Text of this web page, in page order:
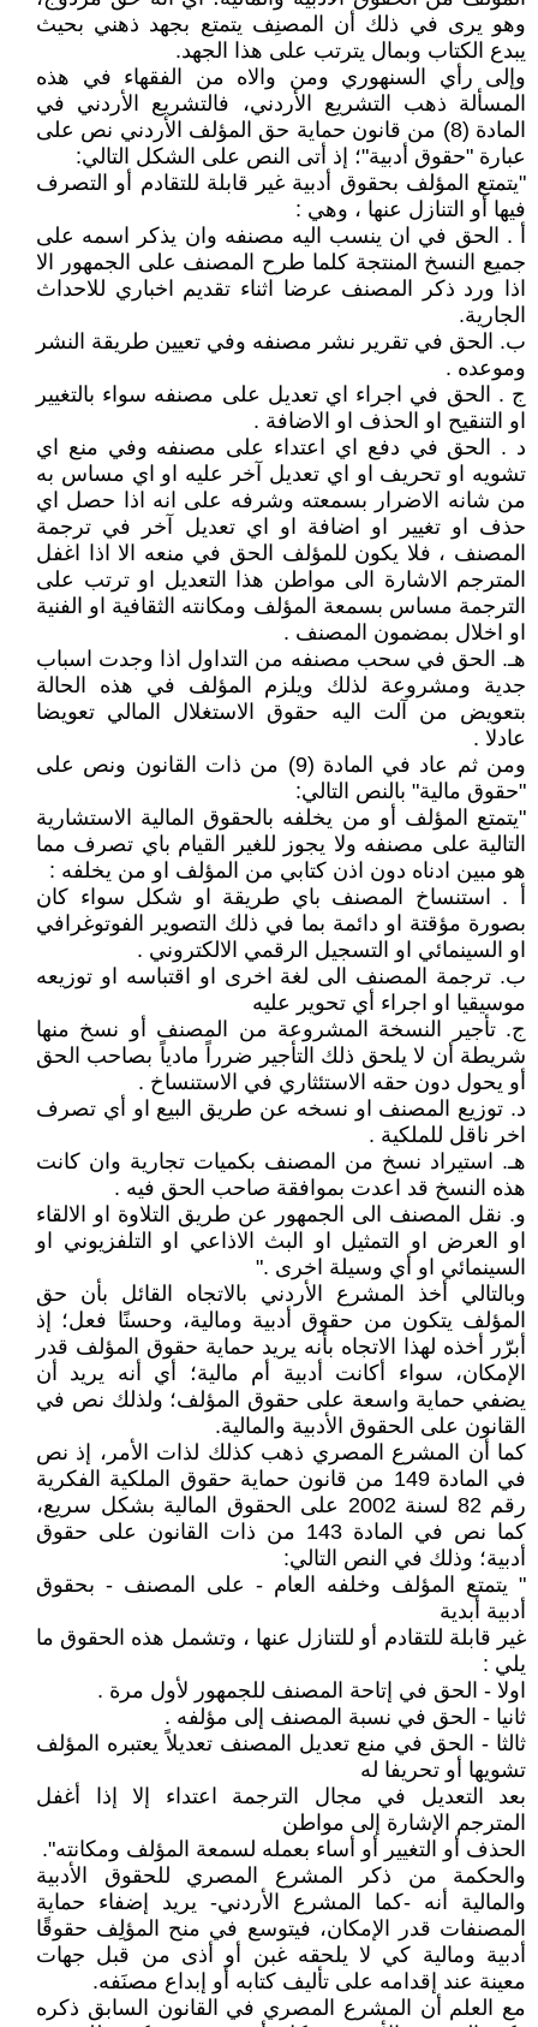
وهو يرى في ذلك أن المصنِف يتمتع بجهد ذهني بحيث
يبدع الكتاب وبمال يترتب على هذا الجهد.
وإلى رأي السنهوري ومن والاه من الفقهاء في هذه
المسألة ذهب التشريع الأردني، فالتشريع الأردني في
المادة (8) من قانون حماية حق المؤلف الأردني نص على
عبارة "حقوق أدبية"؛ إذ أتى النص على الشكل التالي:
"يتمتع المؤلف بحقوق أدبية غير قابلة للتقادم أو التصرف
فيها أو التنازل عنها ، وهي :
أ . الحق في ان ينسب اليه مصنفه وان يذكر اسمه على
جميع النسخ المنتجة كلما طرح المصنف على الجمهور الا
اذا ورد ذكر المصنف عرضا اثناء تقديم اخباري للاحداث
الجارية.
ب. الحق في تقرير نشر مصنفه وفي تعيين طريقة النشر
وموعده .
ج . الحق في اجراء اي تعديل على مصنفه سواء بالتغيير
او التنقيح او الحذف او الاضافة .
د . الحق في دفع اي اعتداء على مصنفه وفي منع اي
تشويه او تحريف او اي تعديل آخر عليه او اي مساس به
من شانه الاضرار بسمعته وشرفه على انه اذا حصل اي
حذف او تغيير او اضافة او اي تعديل آخر في ترجمة
المصنف ، فلا يكون للمؤلف الحق في منعه الا اذا اغفل
المترجم الاشارة الى مواطن هذا التعديل او ترتب على
الترجمة مساس بسمعة المؤلف ومكانته الثقافية او الفنية
او اخلال بمضمون المصنف .
هـ. الحق في سحب مصنفه من التداول اذا وجدت اسباب
جدية ومشروعة لذلك ويلزم المؤلف في هذه الحالة
بتعويض من آلت اليه حقوق الاستغلال المالي تعويضا
عادلا .
ومن ثم عاد في المادة (9) من ذات القانون ونص على
"حقوق مالية" بالنص التالي:
"يتمتع المؤلف أو من يخلفه بالحقوق المالية الاستشارية
التالية على مصنفه ولا يجوز للغير القيام باي تصرف مما
هو مبين ادناه دون اذن كتابي من المؤلف او من يخلفه :
أ . استنساخ المصنف باي طريقة او شكل سواء كان
بصورة مؤقتة او دائمة بما في ذلك التصوير الفوتوغرافي
او السينمائي او التسجيل الرقمي الالكتروني .
ب. ترجمة المصنف الى لغة اخرى او اقتباسه او توزيعه
موسيقيا او اجراء أي تحوير عليه
ج. تأجير النسخة المشروعة من المصنف أو نسخ منها
شريطة أن لا يلحق ذلك التأجير ضرراً مادياً بصاحب الحق
أو يحول دون حقه الاستئثاري في الاستنساخ .
د. توزيع المصنف او نسخه عن طريق البيع او أي تصرف
اخر ناقل للملكية .
هـ. استيراد نسخ من المصنف بكميات تجارية وان كانت
هذه النسخ قد اعدت بموافقة صاحب الحق فيه .
و. نقل المصنف الى الجمهور عن طريق التلاوة او الالقاء
او العرض او التمثيل او البث الاذاعي او التلفزيوني او
السينمائي او أي وسيلة اخرى ."
وبالتالي أخذ المشرع الأردني بالاتجاه القائل بأن حق
المؤلف يتكون من حقوق أدبية ومالية، وحسنًا فعل؛ إذ
أبرّر أخذه لهذا الاتجاه بأنه يريد حماية حقوق المؤلف قدر
الإمكان، سواء أكانت أدبية أم مالية؛ أي أنه يريد أن
يضفي حماية واسعة على حقوق المؤلف؛ ولذلك نص في
القانون على الحقوق الأدبية والمالية.
كما أن المشرع المصري ذهب كذلك لذات الأمر، إذ نص
في المادة 149 من قانون حماية حقوق الملكية الفكرية
رقم 82 لسنة 2002 على الحقوق المالية بشكل سريع،
كما نص في المادة 143 من ذات القانون على حقوق
أدبية؛ وذلك في النص التالي:
" يتمتع المؤلف وخلفه العام - على المصنف - بحقوق
أدبية أبدية
غير قابلة للتقادم أو للتنازل عنها ، وتشمل هذه الحقوق ما
يلي :
اولا - الحق في إتاحة المصنف للجمهور لأول مرة .
ثانيا - الحق في نسبة المصنف إلى مؤلفه .
ثالثا - الحق في منع تعديل المصنف تعديلاً يعتبره المؤلف
تشويها أو تحريفا له
بعد التعديل في مجال الترجمة اعتداء إلا إذا أغفل
المترجم الإشارة إلى مواطن
الحذف أو التغيير أو أساء بعمله لسمعة المؤلف ومكانته".
والحكمة من ذكر المشرع المصري للحقوق الأدبية
والمالية أنه -كما المشرع الأردني- يريد إضفاء حماية
المصنفات قدر الإمكان، فيتوسع في منح المؤلِف حقوقًا
أدبية ومالية كي لا يلحقه غبن أو أذى من قبل جهات
معينة عند إقدامه على تأليف كتابه أو إبداع مصنَفه.
مع العلم أن المشرع المصري في القانون السابق ذكره